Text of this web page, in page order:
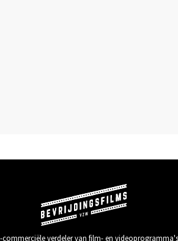
commerciële verdeler van film- en